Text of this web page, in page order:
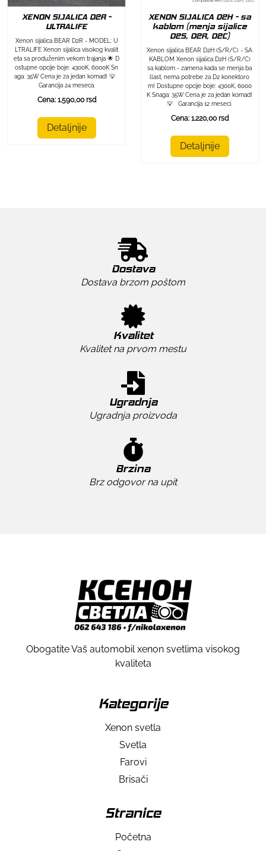
XENON SIJALICA D2R -
ULTRALIFE
Xenon sijalica BEAR D2R - MODEL: U
LTRALIFE Xenon sijalica visokog kvalit
eta sa produženim vekom trajanja 🌟 D
ostupne opcije boje: 4300K, 6000K Sn
aga: 35W Cena je za jedan komad! 💡
Garancija 24 meseca.
Cena: 1.590,00 rsd
Detaljnije
XENON SIJALICA D2H - sa
kablom (menja sijalice
D2S, D2R, D2C)
Xenon sijalica BEAR D2H (S/R/C) - SA
KABLOM Xenon sijalica D2H (S/R/C)
sa kablom - zamena kada se menja ba
llast, nema potrebe za D2 konektoro
m! Dostupne opcije boje: 4300K, 6000
K Snaga: 35W Cena je za jedan komad!
💡 Garancija 12 meseci.
Cena: 1.220,00 rsd
Detaljnije
Dostava
Dostava brzom poštom
Kvalitet
Kvalitet na prvom mestu
Ugradnja
Ugradnja proizvoda
Brzina
Brz odgovor na upit
Obogatite Vaš automobil xenon svetlima visokog
kvaliteta
Kategorije
Xenon svetla
Svetla
Farovi
Brisači
Stranice
Početna